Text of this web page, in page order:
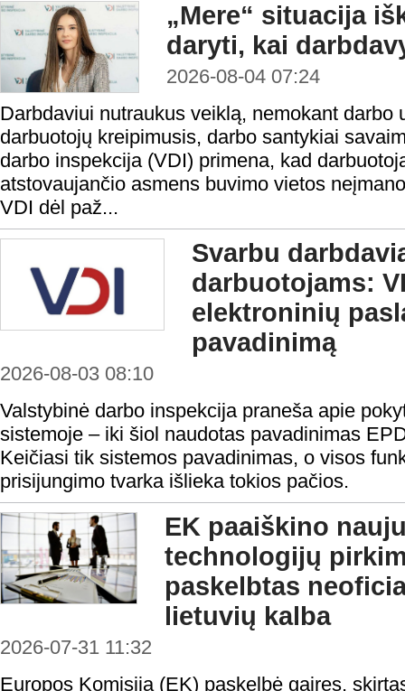
„Mere“ situacija
daryti, kai
2026-08-04 07:24
Darbdaviui nutraukus veiklą, nemokant darbo
darbuotojų kreipimusis, darbo santykiai
darbo inspekcija (VDI) primena, kad
atstovaujančio asmens buvimo vietos
VDI dėl paž...
Svarbu
darbuotojams:
elektroninių
pavadinimą
2026-08-03 08:10
Valstybinė darbo inspekcija praneša apie
sistemoje – iki šiol naudotas pavadinimas
Keičiasi tik sistemos pavadinimas, o visos
prisijungimo tvarka išlieka tokios pačios.
EK paaiškino
technologijų
paskelbtas
lietuvių kalba
2026-07-31 11:32
Europos Komisija (EK) paskelbė gaires,